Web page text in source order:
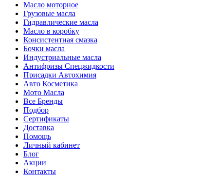
Масло моторное
Грузовые масла
Гидравлические масла
Масло в коробку
Консистентная смазка
Бочки масла
Индустриальные масла
Антифризы Спецжидкости
Присадки Автохимия
Авто Косметика
Мото Масла
Все Бренды
Подбор
Сертификаты
Доставка
Помощь
Личный кабинет
Блог
Акции
Контакты